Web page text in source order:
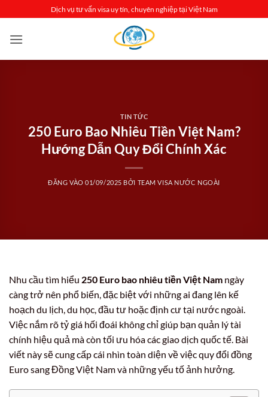
qua
nội
Dịch vụ tư vấn visa uy tín, chuyên nghiệp tại Việt Nam
TIN TỨC
250 Euro Bao Nhiêu Tiền Việt Nam?
Hướng Dẫn Quy Đổi Chính Xác
ĐĂNG VÀO01/09/2025 BỞI TEAM VISA NƯỚC NGOÀI
Nhu cầu tìm hiểu 250 Euro bao nhiêu tiền Việt Nam ngày
càng trở nên phổ biến, đặc biệt với những ai đang lên kế
hoạch du lịch, du học, đầu tư hoặc định cư tại nước ngoài.
Việc nắm rõ tỷ giá hối đoái không chỉ giúp bạn quản lý tài
chính hiệu quả mà còn tối ưu hóa các giao dịch quốc tế. Bài
viết này sẽ cung cấp cái nhìn toàn diện về việc quy đổi đồng
Euro sang Đồng Việt Nam và những yếu tố ảnh hưởng.